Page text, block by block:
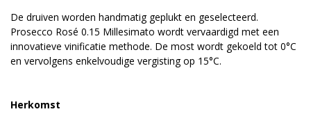
De druiven worden handmatig geplukt en geselecteerd.
Prosecco Rosé 0.15 Millesimato wordt vervaardigd met een
innovatieve vinificatie methode. De most wordt gekoeld tot 0°C
en vervolgens enkelvoudige vergisting op 15°C.
Herkomst